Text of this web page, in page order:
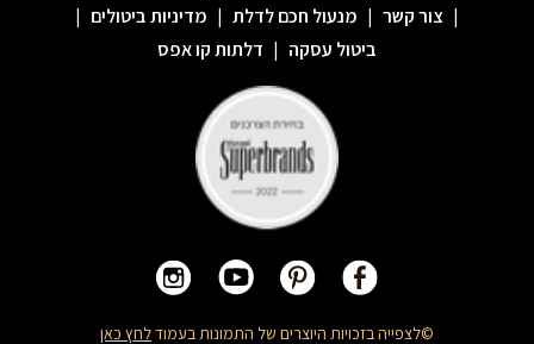
| צור קשר | מנעול חכם לדלת | מדיניות ביטולים |
ביטול עסקה | דלתות קו אפס
©לצפייה בזכויות היוצרים של התמונות בעמודלחץ כאן